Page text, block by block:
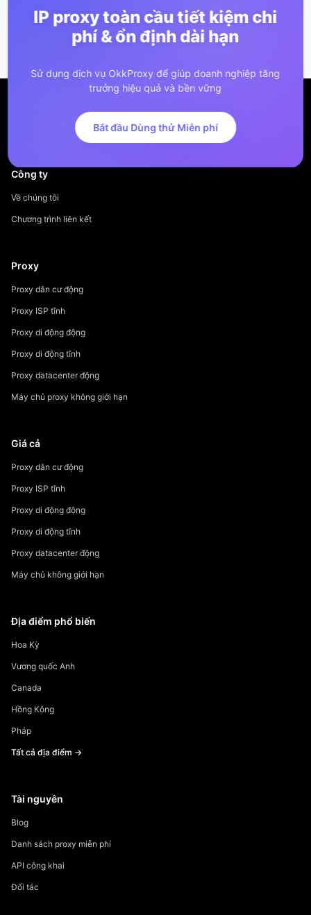
IP proxy toàn cầu tiết kiệm chi
phí & ổn định dài hạn
Sử dụng dịch vụ OkkProxy để giúp doanh nghiệp tăng
trưởng hiệu quả và bền vững
Bắt đầu Dùng thử Miễn phí
Công ty
Về chúng tôi
Chương trình liên kết
Proxy
Proxy dân cư động
Proxy ISP tĩnh
Proxy di động động
Proxy di động tĩnh
Proxy datacenter động
Máy chủ proxy không giới hạn
Giá cả
Proxy dân cư động
Proxy ISP tĩnh
Proxy di động động
Proxy di động tĩnh
Proxy datacenter động
Máy chủ không giới hạn
Địa điểm phổ biến
Hoa Kỳ
Vương quốc Anh
Canada
Hồng Kông
Pháp
Tất cả địa điểm →
Tài nguyên
Blog
Danh sách proxy miễn phí
API công khai
Đối tác